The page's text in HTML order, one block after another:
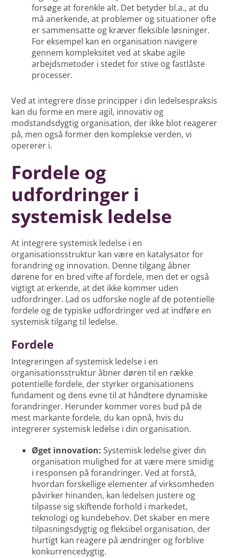
forsøge at forenkle alt. Det betyder bl.a., at du
må anerkende, at problemer og situationer ofte
er sammensatte og kræver fleksible løsninger.
For eksempel kan en organisation navigere
gennem kompleksitet ved at skabe agile
arbejdsmetoder i stedet for stive og fastlåste
processer.
Ved at integrere disse principper i din ledelsespraksis
kan du forme en mere agil, innovativ og
modstandsdygtig organisation, der ikke blot reagerer
på, men også former den komplekse verden, vi
opererer i.
Fordele og
udfordringer i
systemisk ledelse
At integrere systemisk ledelse i en
organisationsstruktur kan være en katalysator for
forandring og innovation. Denne tilgang åbner
dørene for en bred vifte af fordele, men det er også
vigtigt at erkende, at det ikke kommer uden
udfordringer. Lad os udforske nogle af de potentielle
fordele og de typiske udfordringer ved at indføre en
systemisk tilgang til ledelse.
Fordele
Integreringen af systemisk ledelse i en
organisationsstruktur åbner døren til en række
potentielle fordele, der styrker organisationens
fundament og dens evne til at håndtere dynamiske
forandringer. Herunder kommer vores bud på de
mest markante fordele, du kan opnå, hvis du
integrerer systemisk ledelse i din organisation.
Øget innovation:Systemisk ledelse giver din
organisation mulighed for at være mere smidig
i responsen på forandringer. Ved at forstå,
hvordan forskellige elementer af virksomheden
påvirker hinanden, kan ledelsen justere og
tilpasse sig skiftende forhold i markedet,
teknologi og kundebehov. Det skaber en mere
tilpasningsdygtig og fleksibel organisation, der
hurtigt kan reagere på ændringer og forblive
konkurrencedygtig.